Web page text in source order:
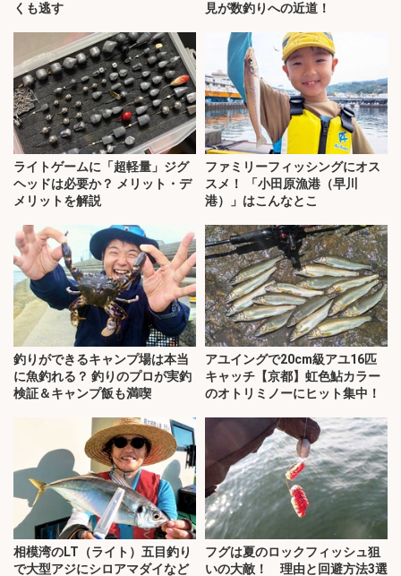
くも逃す
見が数釣りへの近道！
ライトゲームに「超軽量」ジグ
ヘッドは必要か？ メリット・デ
メリットを解説
ファミリーフィッシングにオス
スメ！ 「小田原漁港（早川
港）」はこんなとこ
釣りができるキャンプ場は本当
に魚釣れる？ 釣りのプロが実釣
検証＆キャンプ飯も満喫
アユイングで20cm級アユ16匹
キャッチ【京都】虹色鮎カラー
のオトリミノーにヒット集中！
相模湾のLT（ライト）五目釣り
で大型アジにシロアマダイなど
フグは夏のロックフィッシュ狙
いの大敵！ 理由と回避方法3選